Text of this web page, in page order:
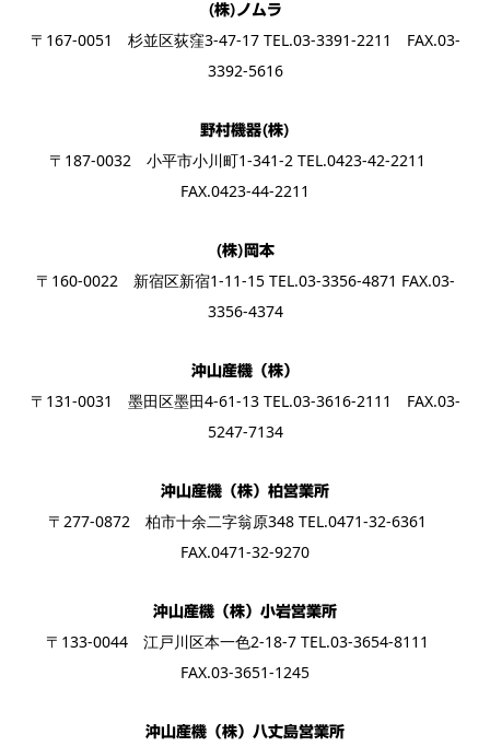
(株)ノムラ
〒167-0051 杉並区荻窪3-47-17 TEL.03-3391-2211 FAX.03-
3392-5616
野村機器(株)
〒187-0032 小平市小川町1-341-2 TEL.0423-42-2211
FAX.0423-44-2211
(株)岡本
〒160-0022 新宿区新宿1-11-15 TEL.03-3356-4871 FAX.03-
3356-4374
沖山産機（株）
〒131-0031 墨田区墨田4-61-13 TEL.03-3616-2111 FAX.03-
5247-7134
沖山産機（株）柏営業所
〒277-0872 柏市十余二字翁原348 TEL.0471-32-6361
FAX.0471-32-9270
沖山産機（株）小岩営業所
〒133-0044 江戸川区本一色2-18-7 TEL.03-3654-8111
FAX.03-3651-1245
沖山産機（株）八丈島営業所